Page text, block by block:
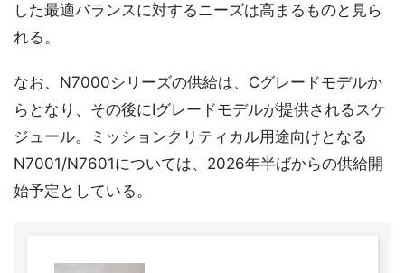
した最適バランスに対するニーズは高まるものと見ら
れる。
なお、N7000シリーズの供給は、Cグレードモデルか
らとなり、その後にIグレードモデルが提供されるスケ
ジュール。ミッションクリティカル用途向けとなる
N7001/N7601については、2026年半ばからの供給開
始予定としている。